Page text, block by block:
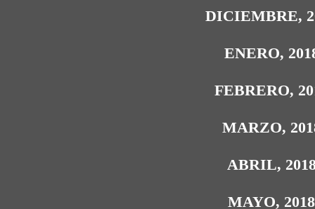
DICIEMBRE,
ENERO,
FEBRERO,
MARZO,
ABRIL,
MAYO, 2018